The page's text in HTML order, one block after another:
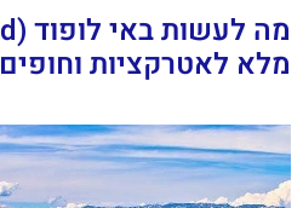
מלא לאטרקציות וחופים